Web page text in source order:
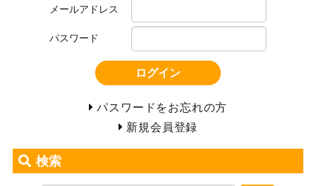
メールアドレス
パスワード
ログイン
パスワードをお忘れの方
新規会員登録
検索